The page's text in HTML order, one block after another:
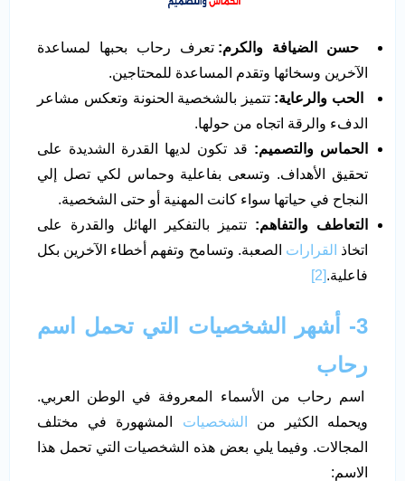
حسن الضيافة والكرم: تعرف رحاب بحبها لمساعدة
الآخرين وسخائها وتقدم المساعدة للمحتاجين.
الحب والرعاية: تتميز بالشخصية الحنونة وتعكس مشاعر
الدفء والرقة اتجاه من حولها.
الحماس والتصميم: قد تكون لديها القدرة الشديدة على
تحقيق الأهداف. وتسعى بفاعلية وحماس لكي تصل إلي
النجاح في حياتها سواء كانت المهنية أو حتى الشخصية.
التعاطف والتفاهم: تتميز بالتفكير الهائل والقدرة على
اتخاذ القرارات الصعبة. وتسامح وتفهم أخطاء الآخرين بكل
فاعلية.[2]
3-
أشهر الشخصيات التي تحمل اسم
رحاب
اسم رحاب من الأسماء المعروفة في الوطن العربي.
ويحمله الكثير من
الشخصيات المشهورة في مختلف
المجالات. وفيما يلي بعض هذه الشخصيات التي تحمل هذا
الاسم: